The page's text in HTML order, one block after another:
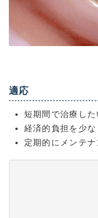
適応
短期間で治療した
経済的負担を少
定期的にメンテ